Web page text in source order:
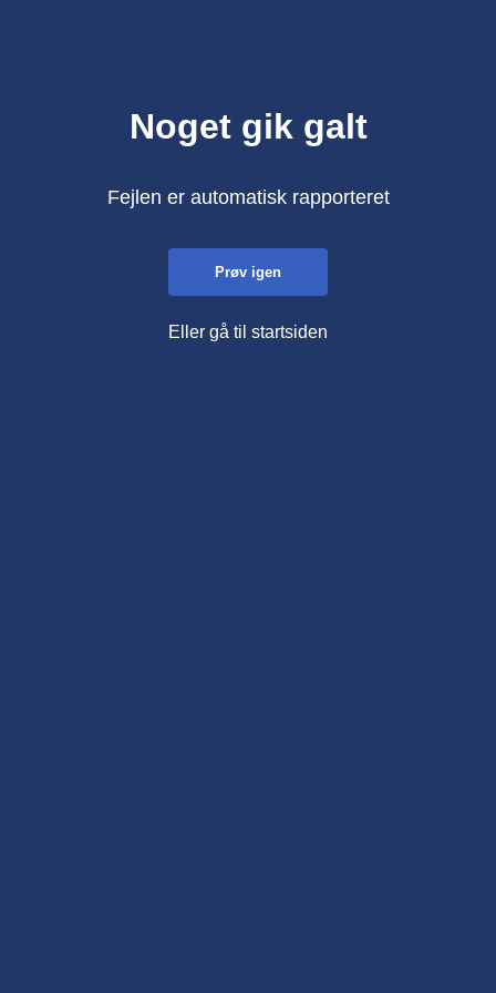
Noget gik galt
Fejlen er automatisk rapporteret
Prøv igen
Eller gå til startsiden